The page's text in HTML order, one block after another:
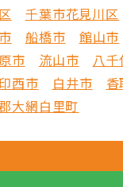
千葉市花見川区
船橋市 館山市
市 流山市 八
印西市 白井市
大網白里町